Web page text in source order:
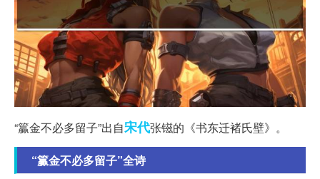
“籯金不必多留子”出自宋代张镃的《书东迁褚氏壁》。
“籯金不必多留子”全诗